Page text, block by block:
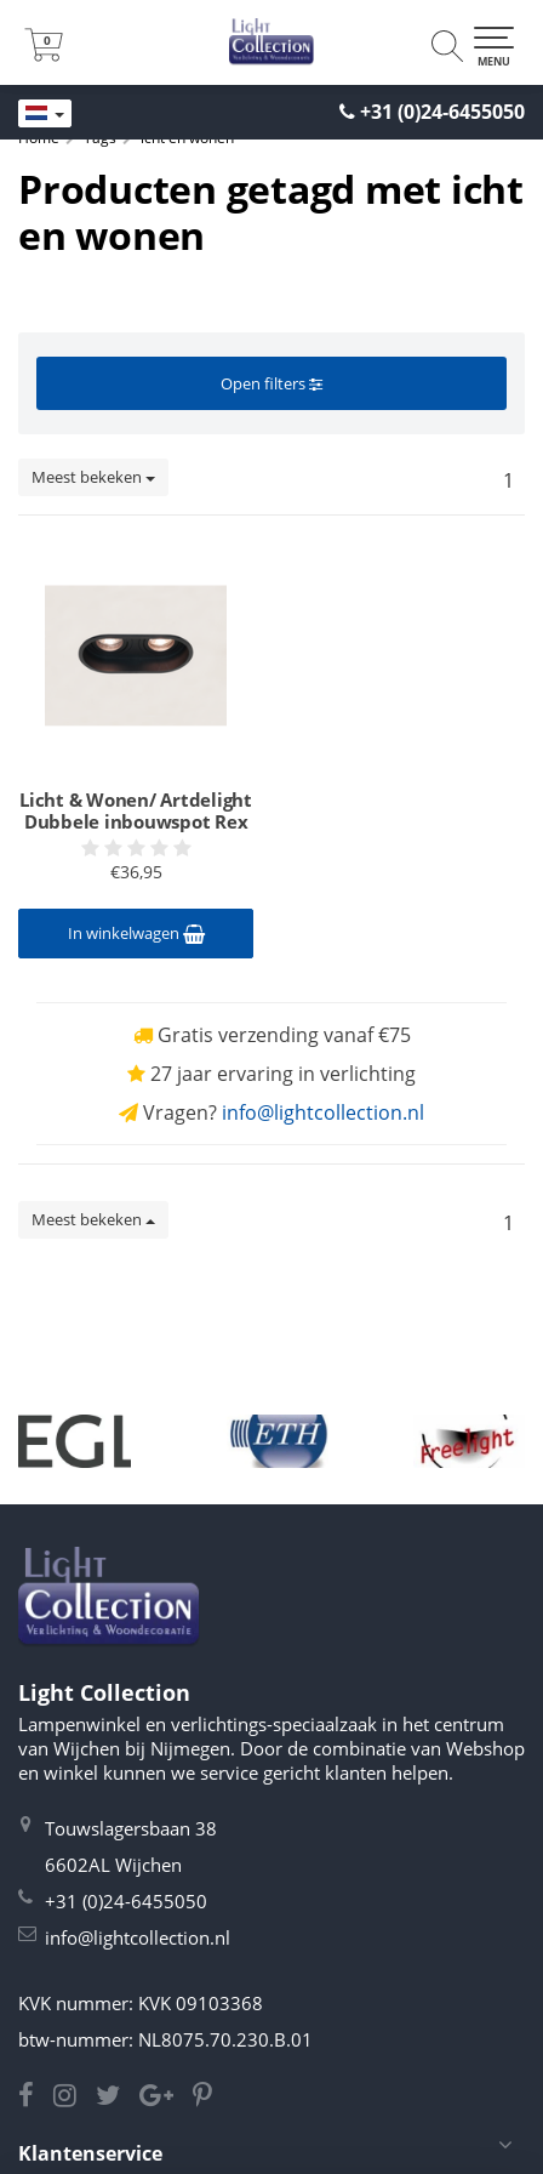
+31 (0)24-6455050
0
0
MENU
Home Tags icht en wonen
Producten getagd met icht
en wonen
Open filters
Meest bekeken 1
Licht & Wonen/ Artdelight
Dubbele inbouwspot Rex
€36,95
In winkelwagen
Gratis verzending vanaf €75
27 jaar ervaring in verlichting
Vragen? info@lightcollection.nl
Meest bekeken 1
Light Collection
Lampenwinkel en verlichtings-speciaalzaak in het centrum
van Wijchen bij Nijmegen. Door de combinatie van Webshop
en winkel kunnen we service gericht klanten helpen.
Touwslagersbaan 38
6602AL Wijchen
+31 (0)24-6455050
info@lightcollection.nl
KVK nummer: KVK 09103368
btw-nummer: NL8075.70.230.B.01
Klantenservice